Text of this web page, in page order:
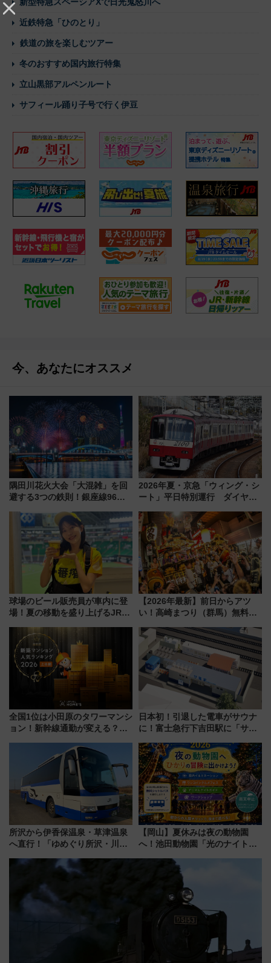
近鉄特急「ひのとり」
鉄道の旅を楽しむツアー
冬のおすすめ国内旅行特集
立山黒部アルペンルート
サフィール踊り子号で行く伊豆
今、あなたにオススメ
隅田川花火大会「大混雑」を回
避する3つの鉄則！銀座線96本
ツリー駅の規制まとめ 7/25開催
（2026年）
2026年夏・京急「ウィング・シ
ート」平日特別運行 ダイヤ・
三浦海岸を堪能できるお出かけ
プランもご紹介
球場のビール販売員が車内に登
場！夏の移動を盛り上げるJR九
月7日限定 ソフトバンクホーク
スとコラボ
【2026年最新】前日からアツ
い！高崎まつり（群馬）無料観
しまで
全国1位は小田原のタワーマンシ
ョン！新幹線通勤が変える？
【新築マンション人気ランキン
日本初！引退した電車がサウナ
に！富士急行下吉田駅に「サ電
業 行き交う電車の音や振動を
感じながら「ととのう」新感覚
所沢から伊香保温泉・草津温泉
へ直行！「ゆめぐり所沢・川越
軽に 運行ダイヤ・運賃を解説
【岡山】夏休みは夜の動物園
へ！池田動物園「光のナイトズ